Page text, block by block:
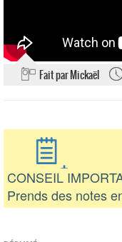
Fait par Mickaël
CONSEIL
Prends des notes